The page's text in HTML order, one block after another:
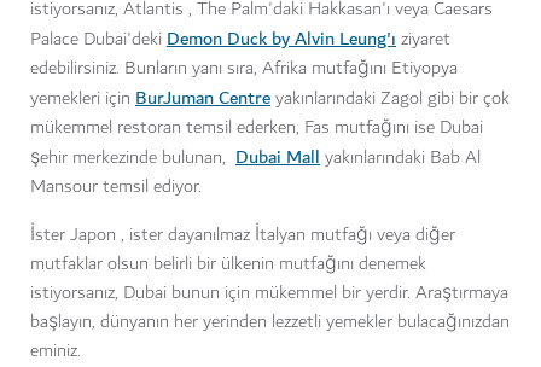
istiyorsanız, Atlantis , The Palm'daki Hakkasan'ı veya Caesars
Palace Dubai'deki Demon Duck by Alvin Leung'ıziyaret
edebilirsiniz. Bunların yanı sıra, Afrika mutfağını Etiyopya
yemekleri için BurJuman Centreyakınlarındaki Zagol gibi bir çok
mükemmel restoran temsil ederken, Fas mutfağını ise Dubai
şehir merkezinde bulunan, Dubai Mallyakınlarındaki Bab Al
Mansour temsil ediyor.
İster Japon , ister dayanılmaz İtalyan mutfağı veya diğer
mutfaklar olsun belirli bir ülkenin mutfağını denemek
istiyorsanız, Dubai bunun için mükemmel bir yerdir. Araştırmaya
başlayın, dünyanın her yerinden lezzetli yemekler bulacağınızdan
eminiz.